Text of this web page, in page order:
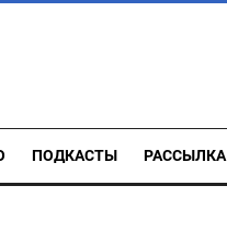
ПОДКАСТЫ РАССЫЛКА